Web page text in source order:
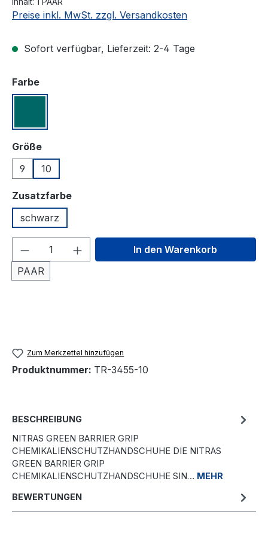
Preise inkl. MwSt. zzgl. Versandkosten
Sofort verfügbar, Lieferzeit: 2-4 Tage
Farbeauswählen
Größeauswählen
9
10
Zusatzfarbeauswählen
schwarz
Produkt Anzahl: Gib den
PAAR
In den Warenkorb
Zum Merkzettel hinzufügen
Produktnummer: TR-3455-10
BESCHREIBUNG
NITRAS GREEN BARRIER GRIP
CHEMIKALIENSCHUTZHANDSCHUHE DIE NITRAS
GREEN BARRIER GRIP
CHEMIKALIENSCHUTZHANDSCHUHE SIN… MEHR
BEWERTUNGEN